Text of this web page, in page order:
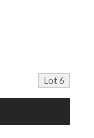
Lot 6